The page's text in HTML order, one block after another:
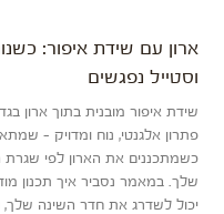
ארון עם שידת איפור:
וסטייל נפגשים
שידת איפור מובנית בתוך ארון
פתרון אלגנטי, נוח ומדויק –
כשמתכננים את הארון לפי שגרת
שלך. במאמר נסביר איך תכנון
יכול לשדרג את חדר השינה שלך,